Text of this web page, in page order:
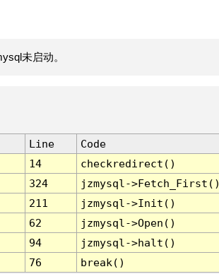
未启动。
Line
Code
14
checkredirect()
324
jzmysql-
211
jzmysql->Init()
62
jzmysql->Open()
94
jzmysql->halt()
76 break()